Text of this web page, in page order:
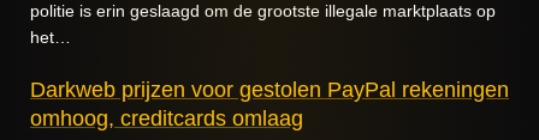
politie is erin geslaagd om de grootste illegale marktplaats op
het…
Darkweb prijzen voor gestolen PayPal rekeningen
omhoog, creditcards omlaag